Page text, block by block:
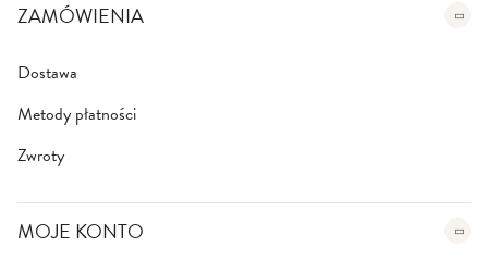
ZAMÓWIENIA
Dostawa
Metody płatności
Zwroty
MOJE KONTO